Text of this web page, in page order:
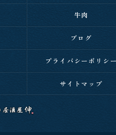
牛肉
ブログ
プライバシーポリシ
サイトマップ